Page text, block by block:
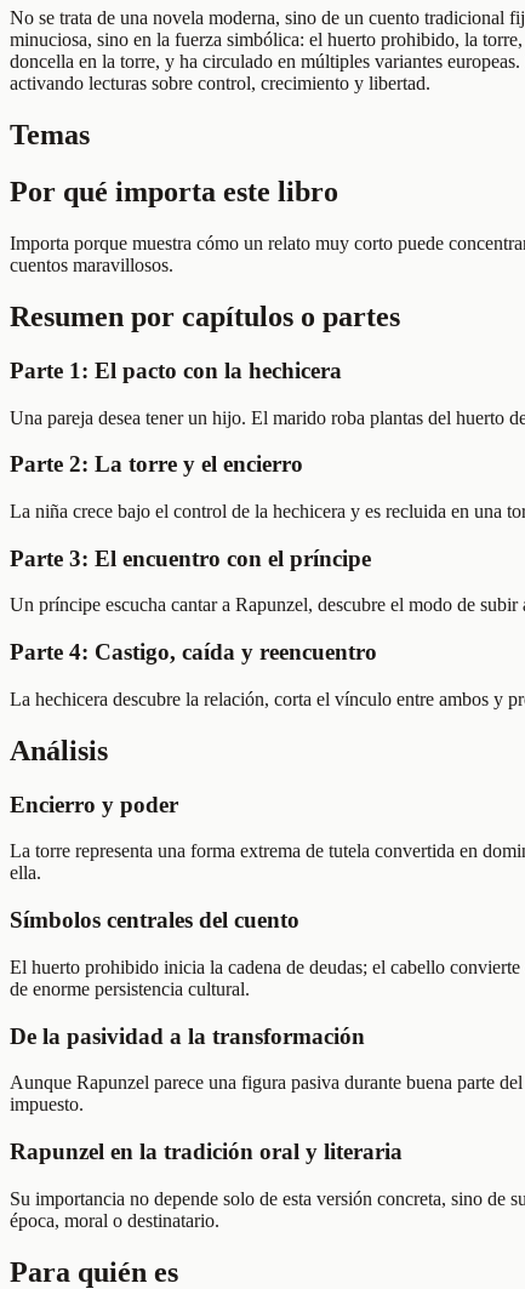
No se trata de una novela moderna, sino de un cuento tradicional
minuciosa, sino en la fuerza simbólica: el huerto prohibido, la
doncella en la torre, y ha circulado en múltiples variantes
activando lecturas sobre control, crecimiento y libertad.
Temas
Por qué importa este libro
Importa porque muestra cómo un relato muy corto puede
cuentos maravillosos.
Resumen por capítulos o partes
Parte 1: El pacto con la hechicera
Una pareja desea tener un hijo. El marido roba plantas del huerto
Parte 2: La torre y el encierro
La niña crece bajo el control de la hechicera y es recluida en una
Parte 3: El encuentro con el príncipe
Un príncipe escucha cantar a Rapunzel, descubre el modo de
Parte 4: Castigo, caída y reencuentro
La hechicera descubre la relación, corta el vínculo entre ambos y
Análisis
Encierro y poder
La torre representa una forma extrema de tutela convertida en
ella.
Símbolos centrales del cuento
El huerto prohibido inicia la cadena de deudas; el cabello
de enorme persistencia cultural.
De la pasividad a la transformación
Aunque Rapunzel parece una figura pasiva durante buena parte
impuesto.
Rapunzel en la tradición oral y literaria
Su importancia no depende solo de esta versión concreta, sino de
época, moral o destinatario.
Para quién es